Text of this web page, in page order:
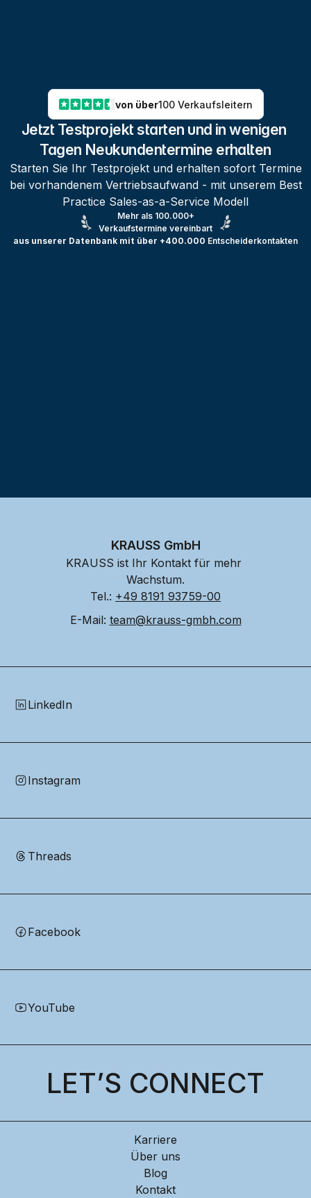
von über100 Verkaufsleitern
Jetzt Testprojekt starten und in wenigen
Tagen Neukundentermine erhalten
Starten Sie Ihr Testprojekt und erhalten sofort Termine
bei vorhandenem Vertriebsaufwand - mit unserem Best
Practice Sales-as-a-Service Modell
Mehr als 100.000+
Verkaufstermine vereinbart
aus unserer Datenbank mit über +400.000 Entscheiderkontakten
KRAUSS GmbH
KRAUSS ist Ihr Kontakt für mehr
Wachstum.
Tel.: +49 8191 93759-00
E-Mail: team@krauss-gmbh.com
LinkedIn
Instagram
Threads
Facebook
YouTube
LET’S CONNECT
Karriere
Über uns
Blog
Kontakt